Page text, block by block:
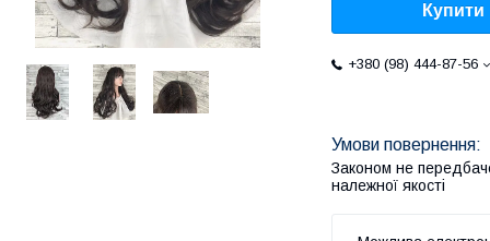
Купити
+380 (98) 444-87-56
Законом не
належної якості